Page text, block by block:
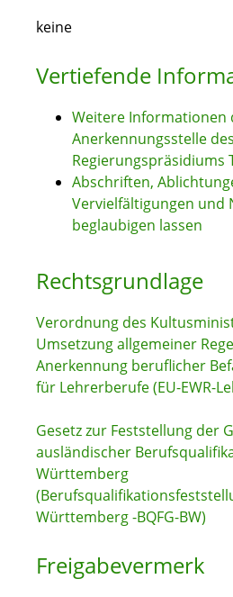
keine
Vertiefende
Weitere Informationen
Anerkennungsstelle des
Regierungspräsidiums
Abschriften,
Vervielfältigungen und
beglaubigen lassen
Rechtsgrundlage
Verordnung des
Umsetzung allgemeiner
Anerkennung beruflicher
für Lehrerberufe (EU-EWR-
Gesetz zur Feststellung der
ausländischer
Württemberg
Württemberg -BQFG-BW)
Freigabevermerk